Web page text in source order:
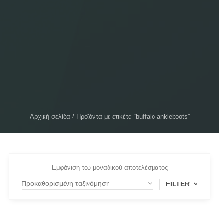
Αρχική σελίδα Προϊόντα με ετικέτα “buffalo ankleboots”
Εμφάνιση του μοναδικού αποτελέσματος
FILTER